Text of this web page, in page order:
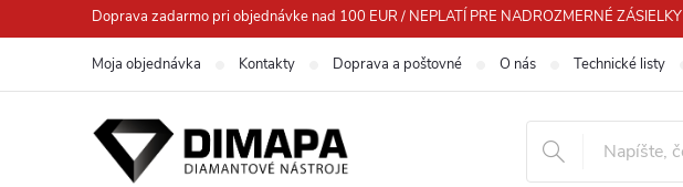
na
Doprava zadarmo pri objednávke nad 100 EUR / NEPLATÍ PRE NADROZMERNÉ ZÁSIELKY
Moja objednávka Kontakty Doprava a poštovné O nás Technické listy